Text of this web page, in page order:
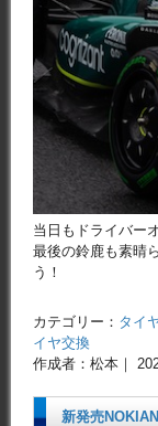
当日もドライバー
最後の鈴鹿も素晴
う！
カテゴリー： タイ
イヤ交換
作成者：松本｜
新発売